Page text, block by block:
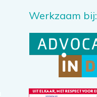
Werkzaam bij: